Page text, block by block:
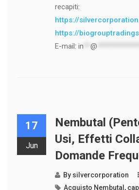
recapiti:
https://
https://
E-mail: in @
17
Jun
Nembutal
Usi, Effetti
Domande
By silvercorporation
Acquisto Nembutal ,